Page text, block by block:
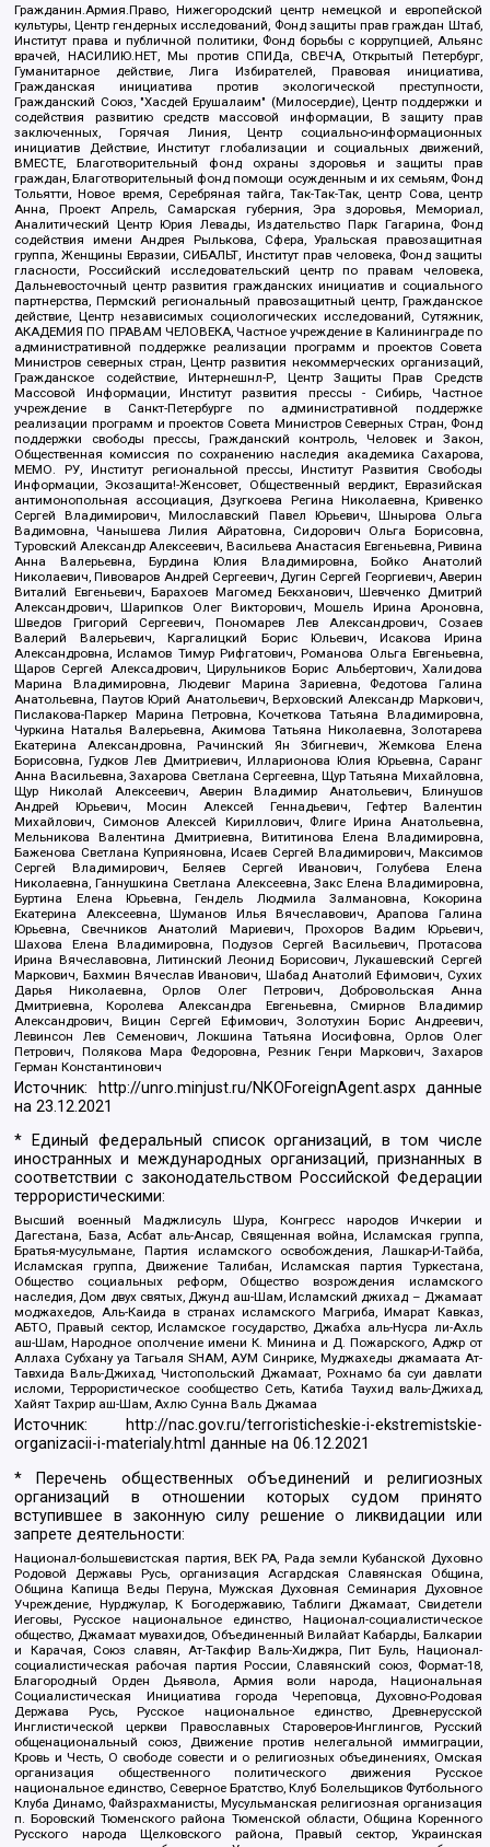
Гражданин.Армия.Право, Нижегородский центр немецкой и европейской
культуры, Центр гендерных исследований, Фонд защиты прав граждан Штаб,
Институт права и публичной политики, Фонд борьбы с коррупцией, Альянс
врачей, НАСИЛИЮ.НЕТ, Мы против СПИДа, СВЕЧА, Открытый Петербург,
Гуманитарное действие, Лига Избирателей, Правовая инициатива,
Гражданская инициатива против экологической преступности,
Гражданский Союз, "Хасдей Ерушалаим" (Милосердие), Центр поддержки и
содействия развитию средств массовой информации, В защиту прав
заключенных, Горячая Линия, Центр социально-информационных
инициатив Действие, Институт глобализации и социальных движений,
ВМЕСТЕ, Благотворительный фонд охраны здоровья и защиты прав
граждан, Благотворительный фонд помощи осужденным и их семьям, Фонд
Тольятти, Новое время, Серебряная тайга, Так-Так-Так, центр Сова, центр
Анна, Проект Апрель, Самарская губерния, Эра здоровья, Мемориал,
Аналитический Центр Юрия Левады, Издательство Парк Гагарина, Фонд
содействия имени Андрея Рылькова, Сфера, Уральская правозащитная
группа, Женщины Евразии, СИБАЛЬТ, Институт прав человека, Фонд защиты
гласности, Российский исследовательский центр по правам человека,
Дальневосточный центр развития гражданских инициатив и социального
партнерства, Пермский региональный правозащитный центр, Гражданское
действие, Центр независимых социологических исследований, Сутяжник,
АКАДЕМИЯ ПО ПРАВАМ ЧЕЛОВЕКА, Частное учреждение в Калининграде по
административной поддержке реализации программ и проектов Совета
Министров северных стран, Центр развития некоммерческих организаций,
Гражданское содействие, Интернешнл-Р, Центр Защиты Прав Средств
Массовой Информации, Институт развития прессы - Сибирь, Частное
учреждение в Санкт-Петербурге по административной поддержке
реализации программ и проектов Совета Министров Северных Стран, Фонд
поддержки свободы прессы, Гражданский контроль, Человек и Закон,
Общественная комиссия по сохранению наследия академика Сахарова,
МЕМО. РУ, Институт региональной прессы, Институт Развития Свободы
Информации, Экозащита!-Женсовет, Общественный вердикт, Евразийская
антимонопольная ассоциация, Дзугкоева Регина Николаевна, Кривенко
Сергей Владимирович, Милославский Павел Юрьевич, Шнырова Ольга
Вадимовна, Чанышева Лилия Айратовна, Сидорович Ольга Борисовна,
Туровский Александр Алексеевич, Васильева Анастасия Евгеньевна, Ривина
Анна Валерьевна, Бурдина Юлия Владимировна, Бойко Анатолий
Николаевич, Пивоваров Андрей Сергеевич, Дугин Сергей Георгиевич, Аверин
Виталий Евгеньевич, Барахоев Магомед Бекханович, Шевченко Дмитрий
Александрович, Шарипков Олег Викторович, Мошель Ирина Ароновна,
Шведов Григорий Сергеевич, Пономарев Лев Александрович, Созаев
Валерий Валерьевич, Каргалицкий Борис Юльевич, Исакова Ирина
Александровна, Исламов Тимур Рифгатович, Романова Ольга Евгеньевна,
Щаров Сергей Алексадрович, Цирульников Борис Альбертович, Халидова
Марина Владимировна, Людевиг Марина Зариевна, Федотова Галина
Анатольевна, Паутов Юрий Анатольевич, Верховский Александр Маркович,
Пислакова-Паркер Марина Петровна, Кочеткова Татьяна Владимировна,
Чуркина Наталья Валерьевна, Акимова Татьяна Николаевна, Золотарева
Екатерина Александровна, Рачинский Ян Збигневич, Жемкова Елена
Борисовна, Гудков Лев Дмитриевич, Илларионова Юлия Юрьевна, Саранг
Анна Васильевна, Захарова Светлана Сергеевна, Щур Татьяна Михайловна,
Щур Николай Алексеевич, Аверин Владимир Анатольевич, Блинушов
Андрей Юрьевич, Мосин Алексей Геннадьевич, Гефтер Валентин
Михайлович, Симонов Алексей Кириллович, Флиге Ирина Анатольевна,
Мельникова Валентина Дмитриевна, Вититинова Елена Владимировна,
Баженова Светлана Куприяновна, Исаев Сергей Владимирович, Максимов
Сергей Владимирович, Беляев Сергей Иванович, Голубева Елена
Николаевна, Ганнушкина Светлана Алексеевна, Закс Елена Владимировна,
Буртина Елена Юрьевна, Гендель Людмила Залмановна, Кокорина
Екатерина Алексеевна, Шуманов Илья Вячеславович, Арапова Галина
Юрьевна, Свечников Анатолий Мариевич, Прохоров Вадим Юрьевич,
Шахова Елена Владимировна, Подузов Сергей Васильевич, Протасова
Ирина Вячеславовна, Литинский Леонид Борисович, Лукашевский Сергей
Маркович, Бахмин Вячеслав Иванович, Шабад Анатолий Ефимович, Сухих
Дарья Николаевна, Орлов Олег Петрович, Добровольская Анна
Дмитриевна, Королева Александра Евгеньевна, Смирнов Владимир
Александрович, Вицин Сергей Ефимович, Золотухин Борис Андреевич,
Левинсон Лев Семенович, Локшина Татьяна Иосифовна, Орлов Олег
Петрович, Полякова Мара Федоровна, Резник Генри Маркович, Захаров
Герман Константинович
Источник: http://unro.minjust.ru/NKOForeignAgent.aspxданные
на23.12.2021
* Единый федеральный список организаций, в том числе
иностранных и международных организаций, признанных в
соответствии с законодательством Российской Федерации
террористическими:
Высший военный Маджлисуль Шура, Конгресс народов Ичкерии и
Дагестана, База, Асбат аль-Ансар, Священная война, Исламская группа,
Братья-мусульмане, Партия исламского освобождения, Лашкар-И-Тайба,
Исламская группа, Движение Талибан, Исламская партия Туркестана,
Общество социальных реформ, Общество возрождения исламского
наследия, Дом двух святых, Джунд аш-Шам, Исламский джихад – Джамаат
моджахедов, Аль-Каида в странах исламского Магриба, Имарат Кавказ,
АБТО, Правый сектор, Исламское государство, Джабха аль-Нусра ли-Ахль
аш-Шам, Народное ополчение имени К. Минина и Д. Пожарского, Аджр от
Аллаха Субхану уа Тагьаля SHAM, АУМ Синрике, Муджахеды джамаата Ат-
Тавхида Валь-Джихад, Чистопольский Джамаат, Рохнамо ба суи давлати
исломи, Террористическое сообщество Сеть, Катиба Таухид валь-Джихад,
Хайят Тахрир аш-Шам, Ахлю Сунна Валь Джамаа
Источник: http://nac.gov.ru/terroristicheskie-i-ekstremistskie-
organizacii-i-materialy.html данные на06.12.2021
* Перечень общественных объединений и религиозных
организаций в отношении которых судом принято
вступившее в законную силу решение о ликвидации или
запрете деятельности:
Национал-большевистская партия, ВЕК РА, Рада земли Кубанской Духовно
Родовой Державы Русь, организация Асгардская Славянская Община,
Община Капища Веды Перуна, Мужская Духовная Семинария Духовное
Учреждение, Нурджулар, К Богодержавию, Таблиги Джамаат, Свидетели
Иеговы, Русское национальное единство, Национал-социалистическое
общество, Джамаат мувахидов, Объединенный Вилайат Кабарды, Балкарии
и Карачая, Союз славян, Ат-Такфир Валь-Хиджра, Пит Буль, Национал-
социалистическая рабочая партия России, Славянский союз, Формат-18,
Благородный Орден Дьявола, Армия воли народа, Национальная
Социалистическая Инициатива города Череповца, Духовно-Родовая
Держава Русь, Русское национальное единство, Древнерусской
Инглистической церкви Православных Староверов-Инглингов, Русский
общенациональный союз, Движение против нелегальной иммиграции,
Кровь и Честь, О свободе совести и о религиозных объединениях, Омская
организация общественного политического движения Русское
национальное единство, Северное Братство, Клуб Болельщиков Футбольного
Клуба Динамо, Файзрахманисты, Мусульманская религиозная организация
п. Боровский Тюменского района Тюменской области, Община Коренного
Русского народа Щелковского района, Правый сектор, Украинская